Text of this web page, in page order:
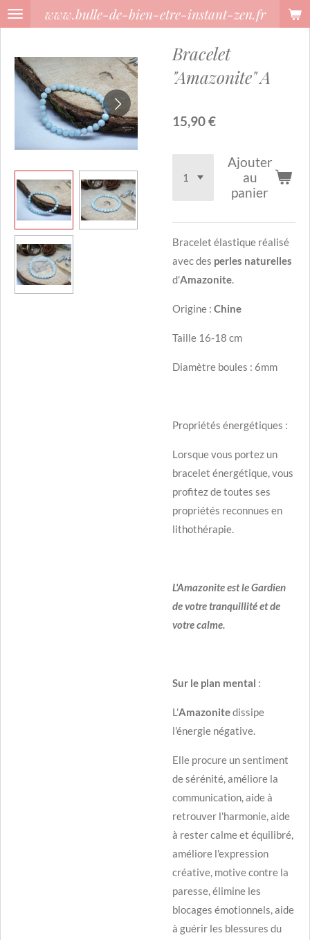
Passer
principal
www.bulle-de-bien-etre-instant-zen.fr
Bracelet
"Amazonite" A
15,90 €
Ajouter
au
panier
Bracelet élastique réalisé
avec des perles naturelles
d'Amazonite.
Origine : Chine
Taille 16-18 cm
Diamètre boules : 6mm
Propriétés énergétiques :
Lorsque vous portez un
bracelet énergétique, vous
profitez de toutes ses
propriétés reconnues en
lithothérapie.
L'Amazonite est le Gardien
de votre tranquillité et de
votre calme.
Sur le plan mental :
L'Amazonitedissipe
l'énergie négative.
Elle procure un sentiment
de sérénité, améliore la
communication, aide à
retrouver l'harmonie, aide
à rester calme et équilibré,
améliore l'expression
créative, motive contre la
paresse, élimine les
blocages émotionnels, aide
à guérir les blessures du